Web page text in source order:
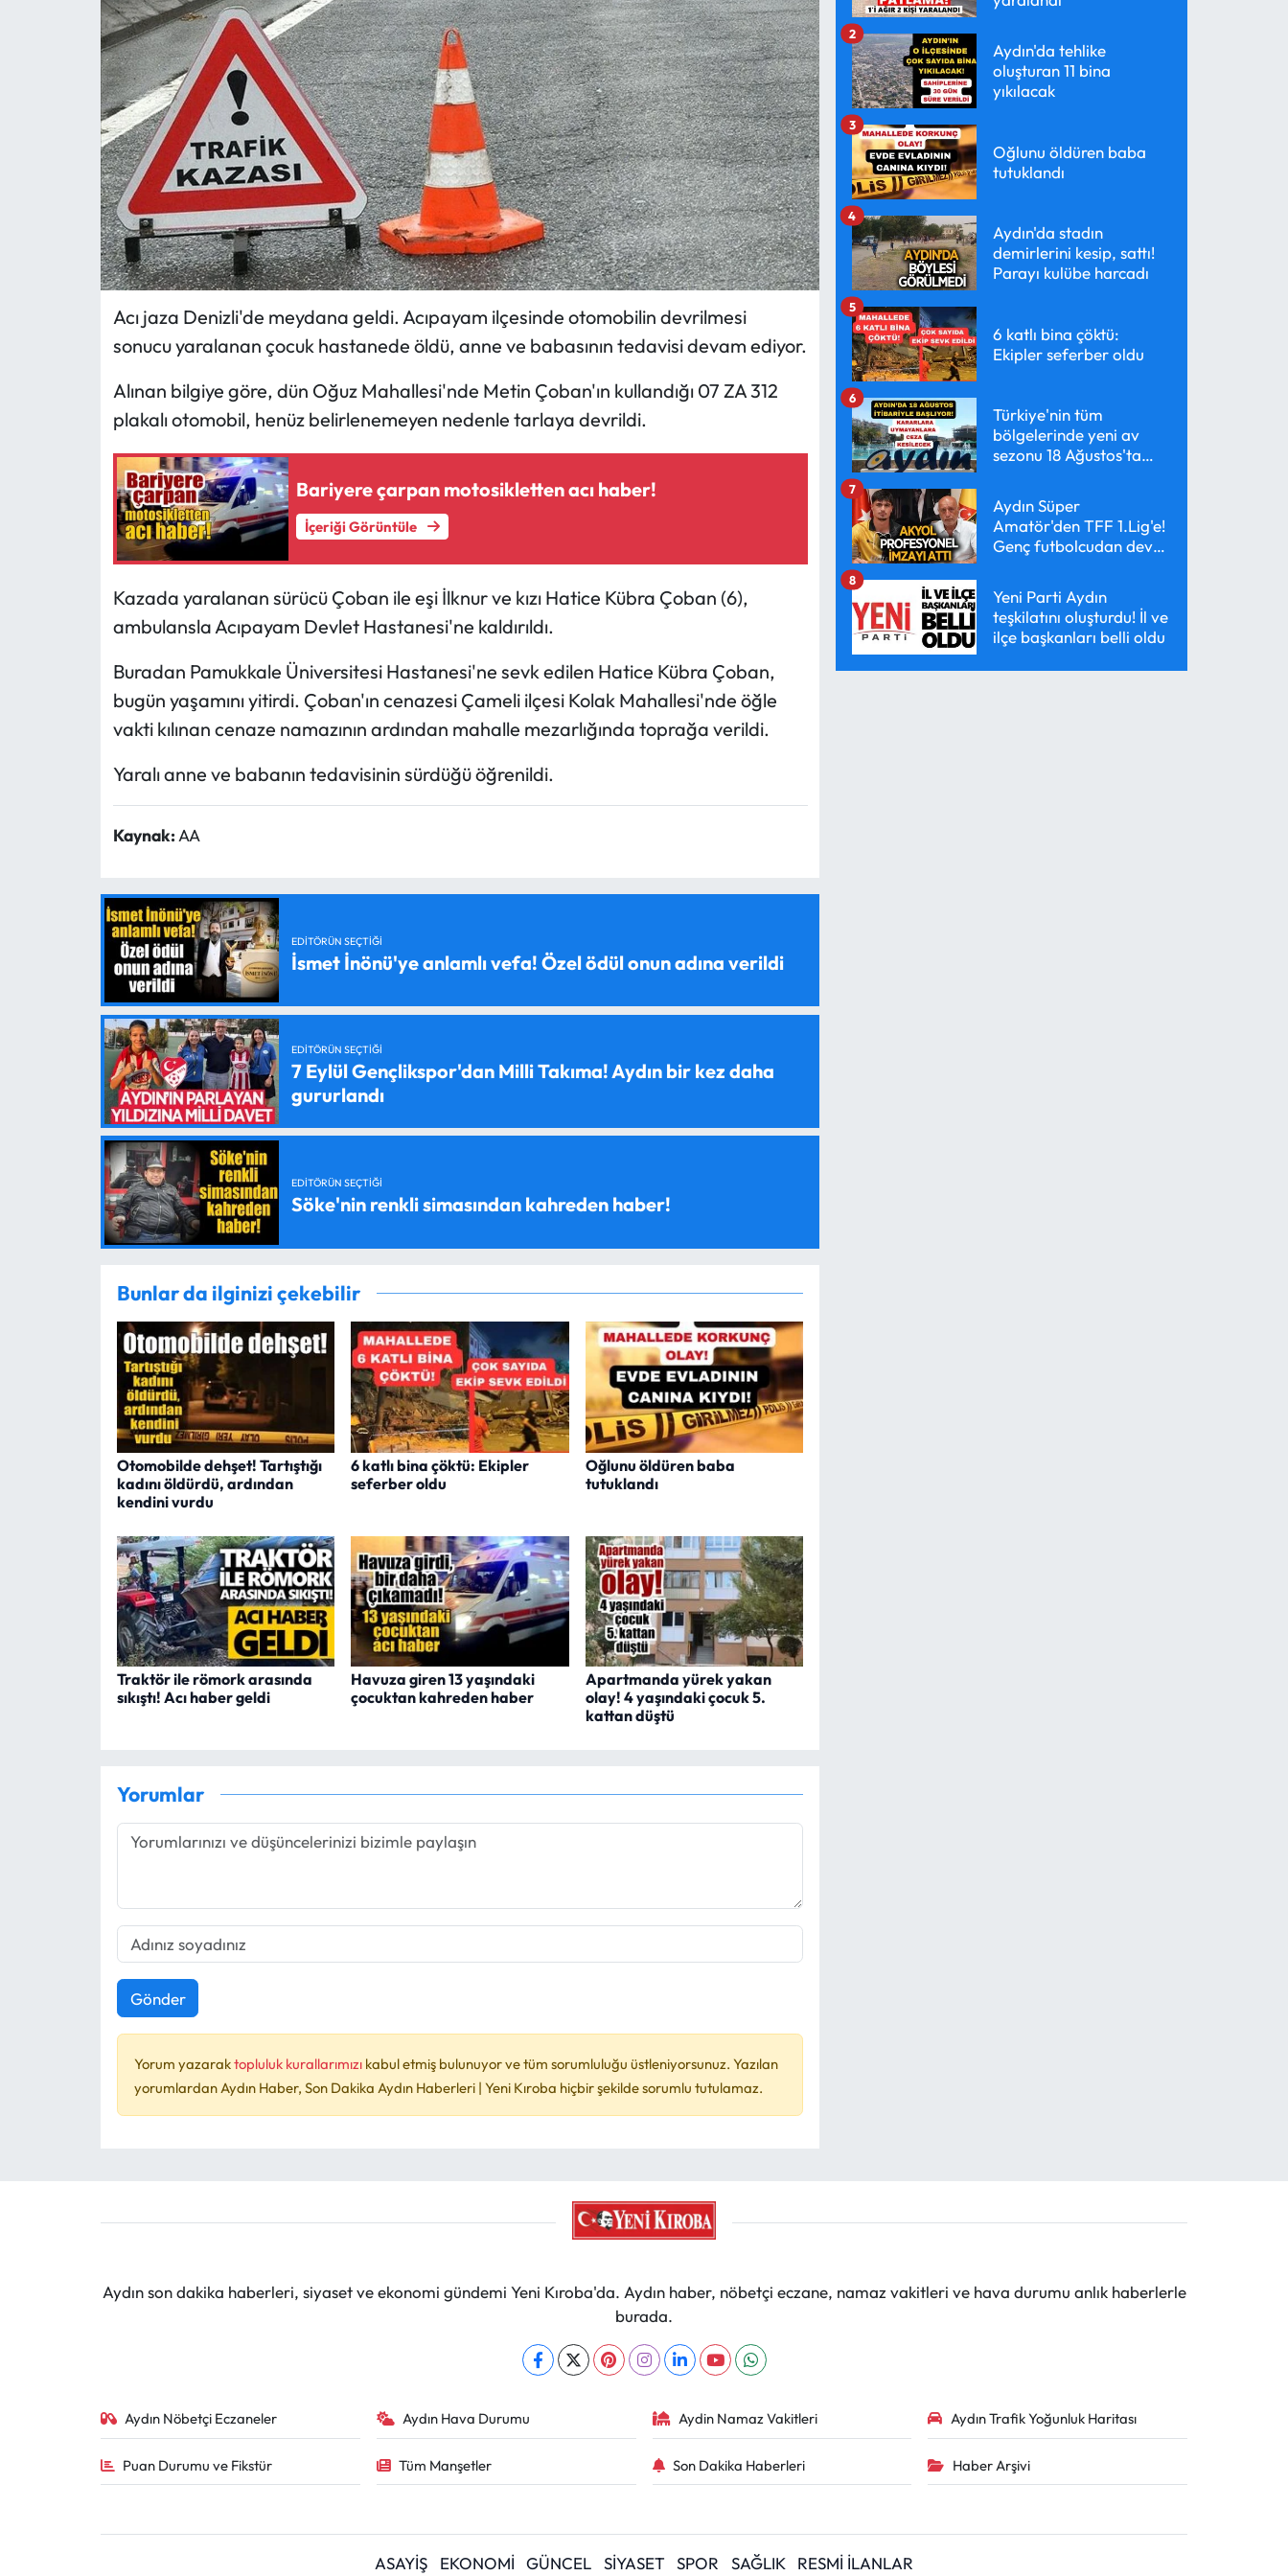
Acı jaza Denizli'de meydana geldi. Acıpayam ilçesinde otomobilin devrilmesi
sonucu yaralanan çocuk hastanede öldü, anne ve babasının tedavisi devam ediyor.
Alınan bilgiye göre, dün Oğuz Mahallesi'nde Metin Çoban'ın kullandığı 07 ZA 312
plakalı otomobil, henüz belirlenemeyen nedenle tarlaya devrildi.
Bariyere çarpan motosikletten acı haber!
İçeriği Görüntüle
Kazada yaralanan sürücü Çoban ile eşi İlknur ve kızı Hatice Kübra Çoban (6),
ambulansla Acıpayam Devlet Hastanesi'ne kaldırıldı.
Buradan Pamukkale Üniversitesi Hastanesi'ne sevk edilen Hatice Kübra Çoban,
bugün yaşamını yitirdi. Çoban'ın cenazesi Çameli ilçesi Kolak Mahallesi'nde öğle
vakti kılınan cenaze namazının ardından mahalle mezarlığında toprağa verildi.
Yaralı anne ve babanın tedavisinin sürdüğü öğrenildi.
Kaynak:AA
EDITÖRÜN SEÇTIĞI
İsmet İnönü'ye anlamlı vefa! Özel ödül onun adına verildi
EDITÖRÜN SEÇTIĞI
7 Eylül Gençlikspor'dan Milli Takıma! Aydın bir kez daha
gururlandı
EDITÖRÜN SEÇTIĞI
Söke'nin renkli simasından kahreden haber!
Bunlar da ilginizi çekebilir
Otomobilde dehşet! Tartıştığı
kadını öldürdü, ardından
kendini vurdu
6 katlı bina çöktü: Ekipler
seferber oldu
Oğlunu öldüren baba
tutuklandı
Traktör ile römork arasında
sıkıştı! Acı haber geldi
Havuza giren 13 yaşındaki
çocuktan kahreden haber
Apartmanda yürek yakan
olay! 4 yaşındaki çocuk 5.
kattan düştü
Yorumlar
Gönder
Yorum yazaraktopluluk kurallarımızı kabul etmiş bulunuyor ve tüm sorumluluğu üstleniyorsunuz. Yazılan
yorumlardan Aydın Haber, Son Dakika Aydın Haberleri | Yeni Kıroba hiçbir şekilde sorumlu tutulamaz.
Aydın'da tehlike
oluşturan 11 bina
yıkılacak
2
Oğlunu öldüren baba
tutuklandı
3
Aydın'da stadın
demirlerini kesip, sattı!
Parayı kulübe harcadı
4
6 katlı bina çöktü:
Ekipler seferber oldu
5
Türkiye'nin tüm
bölgelerinde yeni av
sezonu 18 Ağustos'ta
6
Aydın Süper
Amatör'den TFF 1.Lig'e!
Genç futbolcudan dev
7
Yeni Parti Aydın
teşkilatını oluşturdu! İl ve
ilçe başkanları belli oldu
8
Aydın son dakika haberleri, siyaset ve ekonomi gündemi Yeni Kıroba'da. Aydın haber, nöbetçi eczane, namaz vakitleri ve hava durumu anlık haberlerle
burada.
Aydın Nöbetçi Eczaneler Aydın Hava Durumu Aydin Namaz Vakitleri Aydın Trafik Yoğunluk Haritası
Puan Durumu ve Fikstür Tüm Manşetler Son Dakika Haberleri Haber Arşivi
ASAYİŞ EKONOMİ GÜNCEL SİYASET SPOR SAĞLIK RESMİ İLANLAR
MAGAZİN
SAĞLIK
SİYASET
TARIM
TURİZM
HABER İLAN